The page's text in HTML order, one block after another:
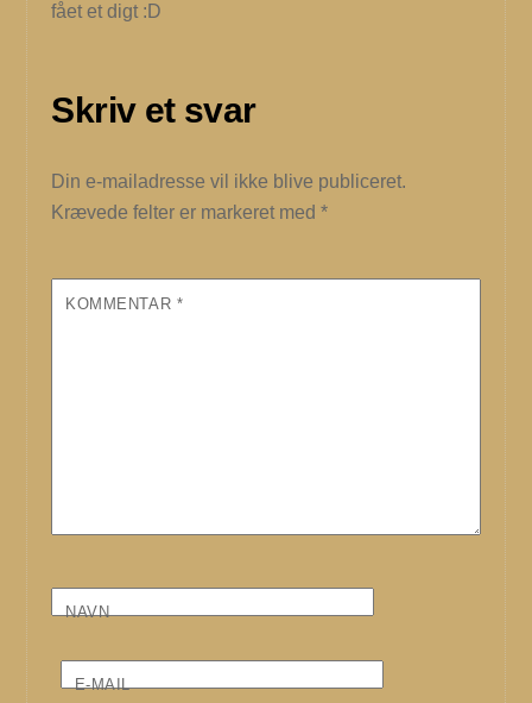
fået et digt :D
Skriv et svar
Din e-mailadresse vil ikke blive publiceret.
Krævede felter er markeret med*
KOMMENTAR *
NAVN
E-MAIL